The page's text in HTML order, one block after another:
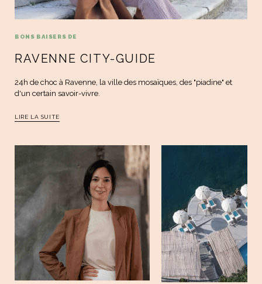
BONS BAISERS DE
RAVENNE CITY-GUIDE
24h de choc à Ravenne, la ville des mosaïques, des "piadine" et
d'un certain savoir-vivre.
LIRE LA SUITE